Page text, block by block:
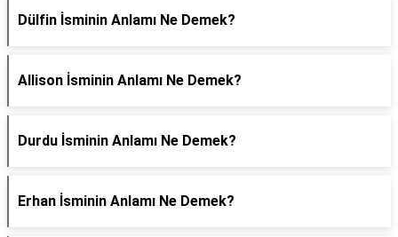
Dülfin İsminin Anlamı Ne Demek?
Allison İsminin Anlamı Ne Demek?
Durdu İsminin Anlamı Ne Demek?
Erhan İsminin Anlamı Ne Demek?